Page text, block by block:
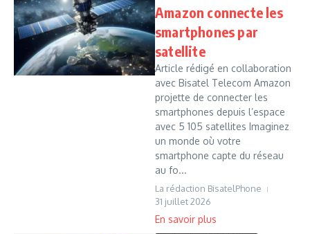
Amazon connecte les
smartphones par
satellite
Article rédigé en collaboration
avec Bisatel Telecom Amazon
projette de connecter les
smartphones depuis l’espace
avec 5 105 satellites Imaginez
un monde où votre
smartphone capte du réseau
au fo...
La rédaction BisatelPhone
31 juillet 2026